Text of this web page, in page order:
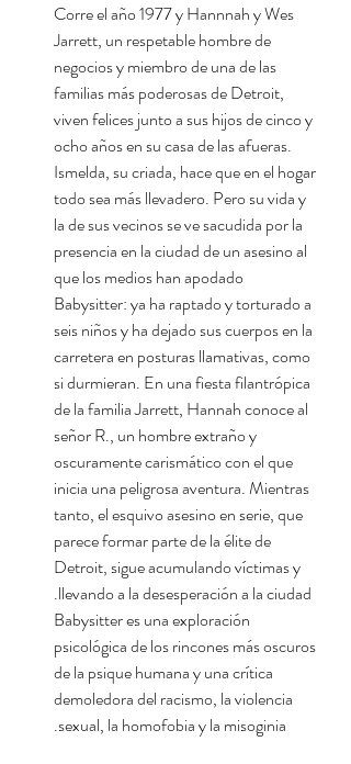
Corre el año 1977 y Hannnah y Wes
Jarrett, un respetable hombre de
negocios y miembro de una de las
familias más poderosas de Detroit,
viven felices junto a sus hijos de cinco y
ocho años en su casa de las afueras.
Ismelda, su criada, hace que en el hogar
todo sea más llevadero. Pero su vida y
la de sus vecinos se ve sacudida por la
presencia en la ciudad de un asesino al
que los medios han apodado
Babysitter: ya ha raptado y torturado a
seis niños y ha dejado sus cuerpos en la
carretera en posturas llamativas, como
si durmieran. En una fiesta filantrópica
de la familia Jarrett, Hannah conoce al
señor R., un hombre extraño y
oscuramente carismático con el que
inicia una peligrosa aventura. Mientras
tanto, el esquivo asesino en serie, que
parece formar parte de la élite de
Detroit, sigue acumulando víctimas y
llevando a la desesperación a la ciudad.
Babysitter es una exploración
psicológica de los rincones más oscuros
de la psique humana y una crítica
demoledora del racismo, la violencia
sexual, la homofobia y la misoginia.